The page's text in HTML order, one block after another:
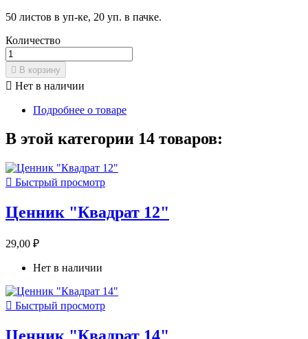
50 листов в уп-ке, 20 уп. в пачке.
Количество
 В корзину
 Нет в наличии
Подробнее о товаре
В этой категории 14 товаров:
 Быстрый просмотр
Ценник "Квадрат 12"
29,00 ₽
Нет в наличии
 Быстрый просмотр